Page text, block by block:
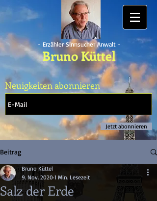
- Erzähler Sinnsucher Anwalt -
Bruno Küttel
Neuigkeiten abonnieren
Jetzt abonnieren
Beitrag
Salz der Erde
Bruno Küttel
9. Nov. 2020 1 Min. Lesezeit